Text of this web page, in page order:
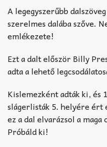
A legegyszerűbb
szerelmes dalába szőve.
emlékezete!
Ezt a dalt először Billy
adta a lehető
Kislemezként adták ki, és
slágerlisták 5. helyére ért
ez a dal elvarázsol a maga
Próbáld ki!